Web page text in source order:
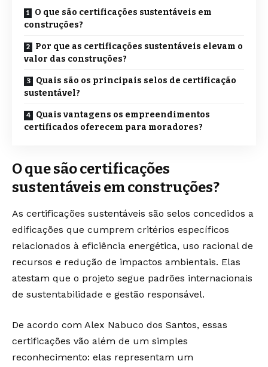
O que são certificações sustentáveis em
construções?
Por que as certificações sustentáveis elevam o
valor das construções?
Quais são os principais selos de certificação
sustentável?
Quais vantagens os empreendimentos
certificados oferecem para moradores?
O que são certificações
sustentáveis em construções?
As certificações sustentáveis são selos concedidos a
edificações que cumprem critérios específicos
relacionados à eficiência energética, uso racional de
recursos e redução de impactos ambientais. Elas
atestam que o projeto segue padrões internacionais
de sustentabilidade e gestão responsável.
De acordo com Alex Nabuco dos Santos, essas
certificações vão além de um simples
reconhecimento: elas representam um